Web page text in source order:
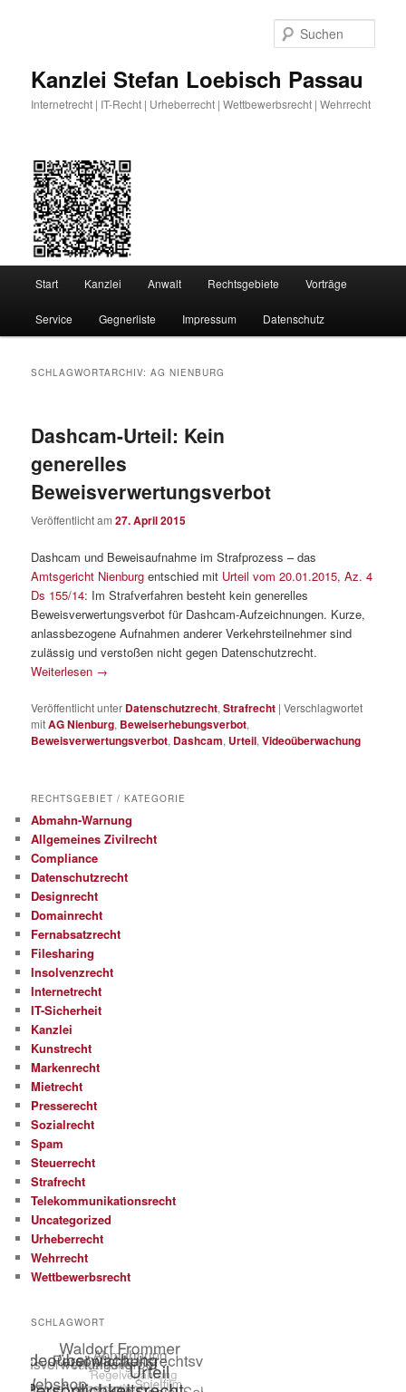
Kanzlei Stefan Loebisch Passau
Internetrecht | IT-Recht | Urheberrecht | Wettbewerbsrecht | Wehrrecht
Start Kanzlei Anwalt Rechtsgebiete Vorträge
Service Gegnerliste Impressum Datenschutz
SCHLAGWORTARCHIV:AG NIENBURG
Dashcam-Urteil: Kein
generelles
Beweisverwertungsverbot
Veröffentlicht am27. April 2015
Dashcam und Beweisaufnahme im Strafprozess – das
Amtsgericht Nienburg entschied mit Urteil vom 20.01.2015, Az. 4
Ds 155/14: Im Strafverfahren besteht kein generelles
Beweisverwertungsverbot für Dashcam-Aufzeichnungen. Kurze,
anlassbezogene Aufnahmen anderer Verkehrsteilnehmer sind
zulässig und verstoßen nicht gegen Datenschutzrecht.
Weiterlesen →
Veröffentlicht unter Datenschutzrecht,Strafrecht |Verschlagwortet
mitAG Nienburg, Beweiserhebungsverbot,
Beweisverwertungsverbot, Dashcam, Urteil,Videoüberwachung
RECHTSGEBIET / KATEGORIE
Abmahn-Warnung
Allgemeines Zivilrecht
Compliance
Datenschutzrecht
Designrecht
Domainrecht
Fernabsatzrecht
Filesharing
Insolvenzrecht
Internetrecht
IT-Sicherheit
Kanzlei
Kunstrecht
Markenrecht
Mietrecht
Presserecht
Sozialrecht
Spam
Steuerrecht
Strafrecht
Telekommunikationsrecht
Uncategorized
Urheberrecht
Wehrrecht
Wettbewerbsrecht
SCHLAGWORT